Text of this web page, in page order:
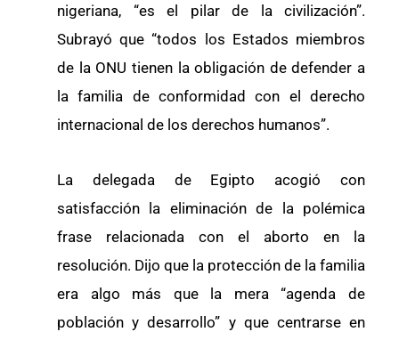
nigeriana, “es el pilar de la civilización”.
Subrayó que “todos los Estados miembros
de la ONU tienen la obligación de defender a
la familia de conformidad con el derecho
internacional de los derechos humanos”.
La delegada de Egipto acogió con
satisfacción la eliminación de la polémica
frase relacionada con el aborto en la
resolución. Dijo que la protección de la familia
era algo más que la mera “agenda de
población y desarrollo” y que centrarse en